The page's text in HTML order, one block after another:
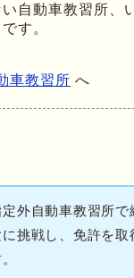
自動車教習所、
す。
車教習所 へ
外自動車教習所で
挑戦し、免許を取